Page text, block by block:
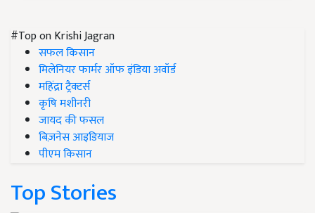
#Top on Krishi Jagran
सफल किसान
मिलेनियर फार्मर ऑफ इंडिया अवॉर्ड
महिंद्रा ट्रैक्टर्स
कृषि मशीनरी
जायद की फसल
बिज़नेस आइडियाज
पीएम किसान
Top Stories